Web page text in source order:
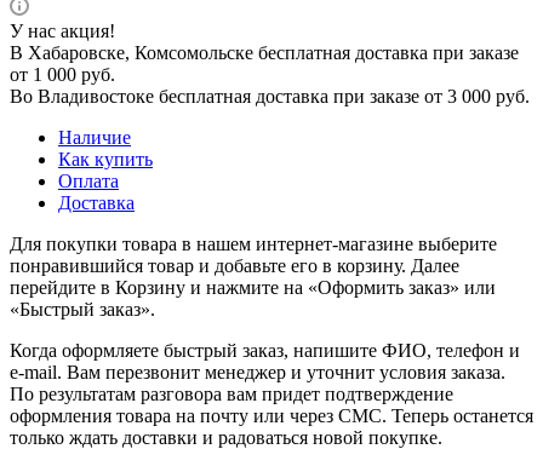
У нас акция!
В Хабаровске, Комсомольске бесплатная доставка при заказе
от 1 000 руб.
Во Владивостоке бесплатная доставка при заказе от 3 000 руб.
Наличие
Как купить
Оплата
Доставка
Для покупки товара в нашем интернет-магазине выберите
понравившийся товар и добавьте его в корзину. Далее
перейдите в Корзину и нажмите на «Оформить заказ» или
«Быстрый заказ».
Когда оформляете быстрый заказ, напишите ФИО, телефон и
e-mail. Вам перезвонит менеджер и уточнит условия заказа.
По результатам разговора вам придет подтверждение
оформления товара на почту или через СМС. Теперь останется
только ждать доставки и радоваться новой покупке.